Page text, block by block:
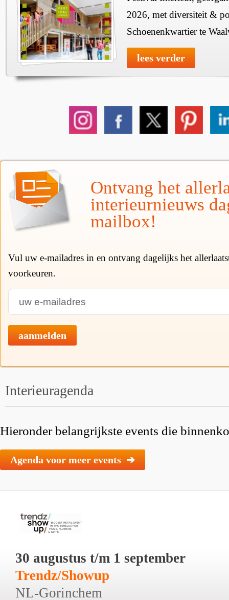
2026, met diversiteit &
Schoenenkwartier te
lees verder
Ontvang het
interieurnieuws
mailbox!
Vul uw e-mailadres in en ontvang dagelijks het
voorkeuren.
aanmelden
Interieuragenda
Hieronder belangrijkste events die
Agenda voor meer events ➔
30 augustus t/m 1 september
Trendz/Showup
NL-Gorinchem